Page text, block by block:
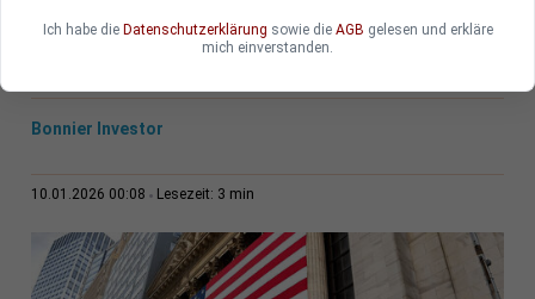
vollständige Handelswoche des neuen Jahres.
Bonnier Investor
10.01.2026 00:08 Lesezeit: 3 min
Ich habe die Datenschutzerklärung sowie die AGB gelesen und erkläre
mich einverstanden.